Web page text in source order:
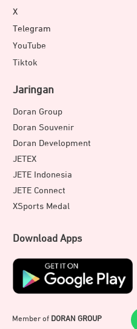
Penggunaan di luar
Dilengkapi fitur IPX6
mudah dibersihkan saat
X
Telegram
YouTube
Tiktok
Jaringan
Doran Group
Doran Souvenir
Doran Development
JETEX
JETE Indonesia
JETE Connect
XSports Medal
Download Apps
Member of DORAN GROUP